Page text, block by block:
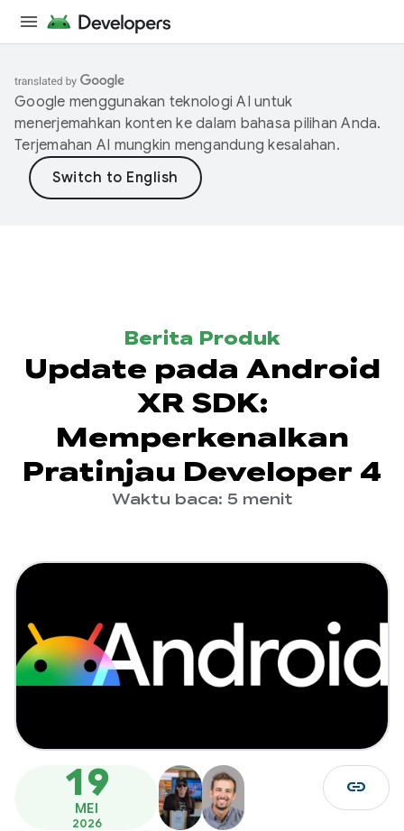
Google menggunakan teknologi AI untuk
menerjemahkan konten ke dalam bahasa pilihan Anda.
Terjemahan AI mungkin mengandung kesalahan.
Berita Produk
Update pada Android
XR SDK:
Memperkenalkan
Pratinjau Developer 4
Waktu baca: 5 menit
19
MEI
2026
link